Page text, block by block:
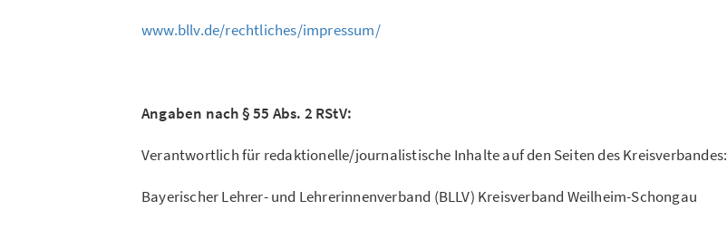
www.bllv.de/rechtliches/impressum/
Angaben nach § 55 Abs. 2 RStV:
Verantwortlich für redaktionelle/journalistische Inhalte auf den Seiten des Kreisverbandes:
Bayerischer Lehrer- und Lehrerinnenverband (BLLV) Kreisverband Weilheim-Schongau